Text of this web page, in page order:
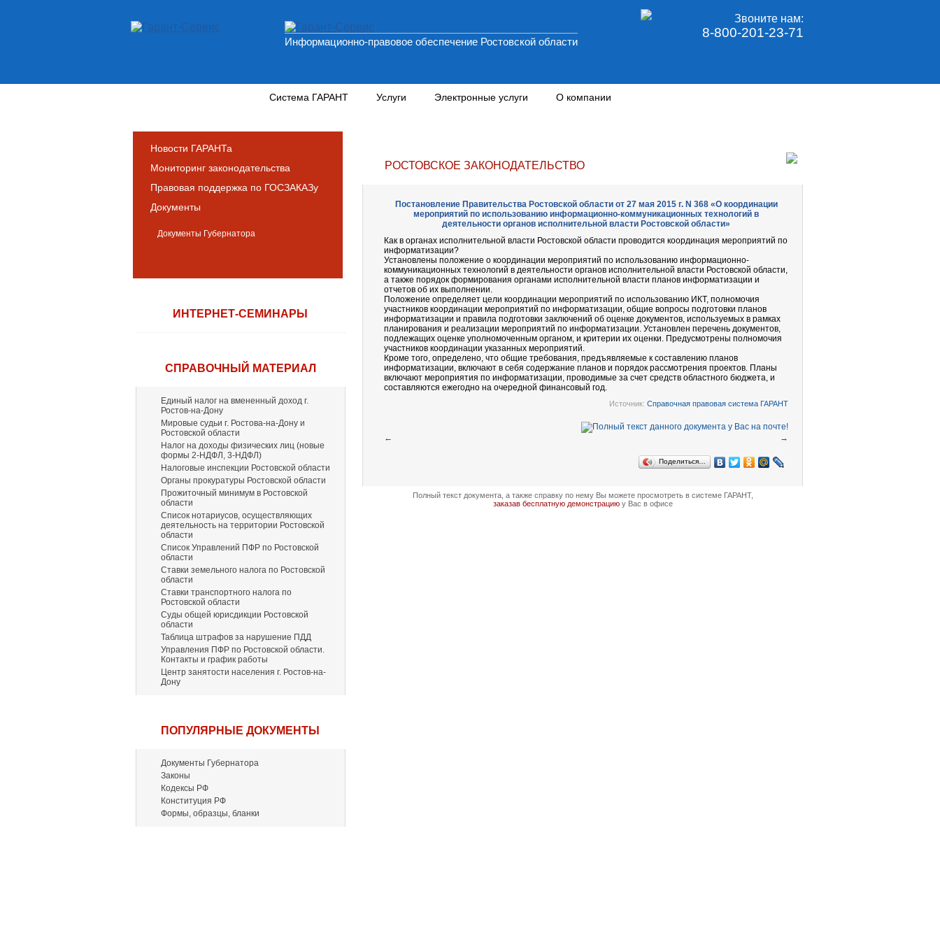
Информационно-правовое обеспечение Ростовской области
Звоните нам:
8-800-201-23-71
Система ГАРАНТ Услуги Электронные услуги О компании
Новости ГАРАНТа
Мониторинг законодательства
Правовая поддержка по ГОСЗАКАЗу
Документы
Документы Губернатора
ИНТЕРНЕТ-СЕМИНАРЫ
СПРАВОЧНЫЙ МАТЕРИАЛ
Единый налог на вмененный доход г.
Ростов-на-Дону
Мировые судьи г. Ростова-на-Дону и
Ростовской области
Налог на доходы физических лиц (новые
формы 2-НДФЛ, 3-НДФЛ)
Налоговые инспекции Ростовской области
Органы прокуратуры Ростовской области
Прожиточный минимум в Ростовской
области
Список нотариусов, осуществляющих
деятельность на территории Ростовской
области
Список Управлений ПФР по Ростовской
области
Ставки земельного налога по Ростовской
области
Ставки транспортного налога по
Ростовской области
Суды общей юрисдикции Ростовской
области
Таблица штрафов за нарушение ПДД
Управления ПФР по Ростовской области.
Контакты и график работы
Центр занятости населения г. Ростов-на-
Дону
ПОПУЛЯРНЫЕ ДОКУМЕНТЫ
Документы Губернатора
Законы
Кодексы РФ
Конституция РФ
Формы, образцы, бланки
РОСТОВСКОЕ ЗАКОНОДАТЕЛЬСТВО
Постановление Правительства Ростовской области от 27 мая 2015 г. N 368 «О координации
мероприятий по использованию информационно-коммуникационных технологий в
деятельности органов исполнительной власти Ростовской области»
Как в органах исполнительной власти Ростовской области проводится координация мероприятий по
информатизации?
Установлены положение о координации мероприятий по использованию информационно-
коммуникационных технологий в деятельности органов исполнительной власти Ростовской области,
а также порядок формирования органами исполнительной власти планов информатизации и
отчетов об их выполнении.
Положение определяет цели координации мероприятий по использованию ИКТ, полномочия
участников координации мероприятий по информатизации, общие вопросы подготовки планов
информатизации и правила подготовки заключений об оценке документов, используемых в рамках
планирования и реализации мероприятий по информатизации. Установлен перечень документов,
подлежащих оценке уполномоченным органом, и критерии их оценки. Предусмотрены полномочия
участников координации указанных мероприятий.
Кроме того, определено, что общие требования, предъявляемые к составлению планов
информатизации, включают в себя содержание планов и порядок рассмотрения проектов. Планы
включают мероприятия по информатизации, проводимые за счет средств областного бюджета, и
составляются ежегодно на очередной финансовый год.
Источник: Справочная правовая система ГАРАНТ
← →
Поделиться…
Полный текст документа, а также справку по нему Вы можете просмотреть в системе ГАРАНТ,
заказав бесплатную демонстрациюу Вас в офисе